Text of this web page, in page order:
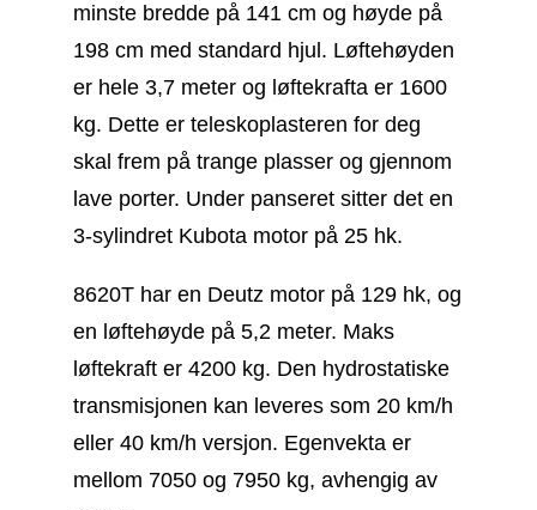
minste bredde på 141 cm og høyde på
198 cm med standard hjul. Løftehøyden
er hele 3,7 meter og løftekrafta er 1600
kg. Dette er teleskoplasteren for deg
skal frem på trange plasser og gjennom
lave porter. Under panseret sitter det en
3-sylindret Kubota motor på 25 hk.
8620T har en Deutz motor på 129 hk, og
en løftehøyde på 5,2 meter. Maks
løftekraft er 4200 kg. Den hydrostatiske
transmisjonen kan leveres som 20 km/h
eller 40 km/h versjon. Egenvekta er
mellom 7050 og 7950 kg, avhengig av